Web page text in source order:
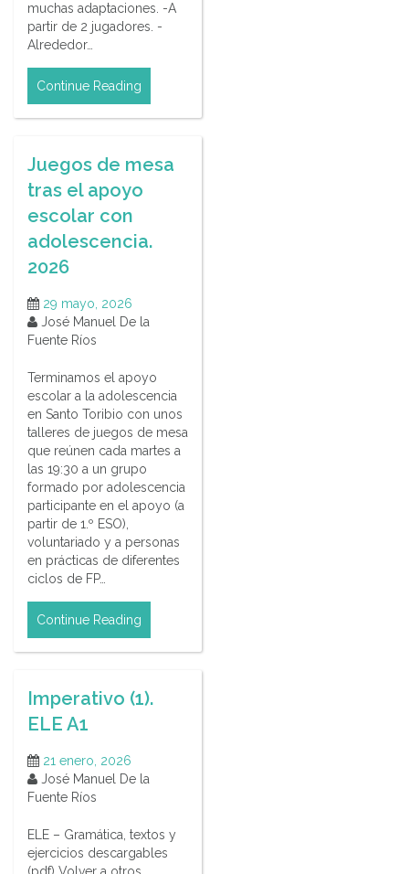
muchas adaptaciones. -A
partir de 2 jugadores. -
Alrededor…
Continue Reading
Juegos de mesa
tras el apoyo
escolar con
adolescencia.
2026
29 mayo, 2026
José Manuel De la
Fuente Ríos
Terminamos el apoyo
escolar a la adolescencia
en Santo Toribio con unos
talleres de juegos de mesa
que reúnen cada martes a
las 19:30 a un grupo
formado por adolescencia
participante en el apoyo (a
partir de 1.º ESO),
voluntariado y a personas
en prácticas de diferentes
ciclos de FP…
Continue Reading
Imperativo (1).
ELE A1
21 enero, 2026
José Manuel De la
Fuente Ríos
ELE – Gramática, textos y
ejercicios descargables